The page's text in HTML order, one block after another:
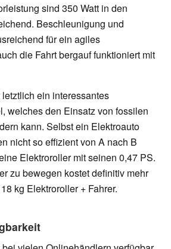
sind 350 Watt in den
Beschleunigung und
für ein agiles
die Fahrt bergauf funktioniert mit
ein interessantes
welches den Einsatz von fossilen
kann. Selbst ein Elektroauto
nicht so effizient von A nach B
Elektroroller mit seinen 0,47 PS.
zu bewegen kostet definitiv mehr
kg Elektroroller + Fahrer.